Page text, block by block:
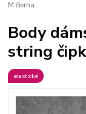
M čierna
Body
string
elastické